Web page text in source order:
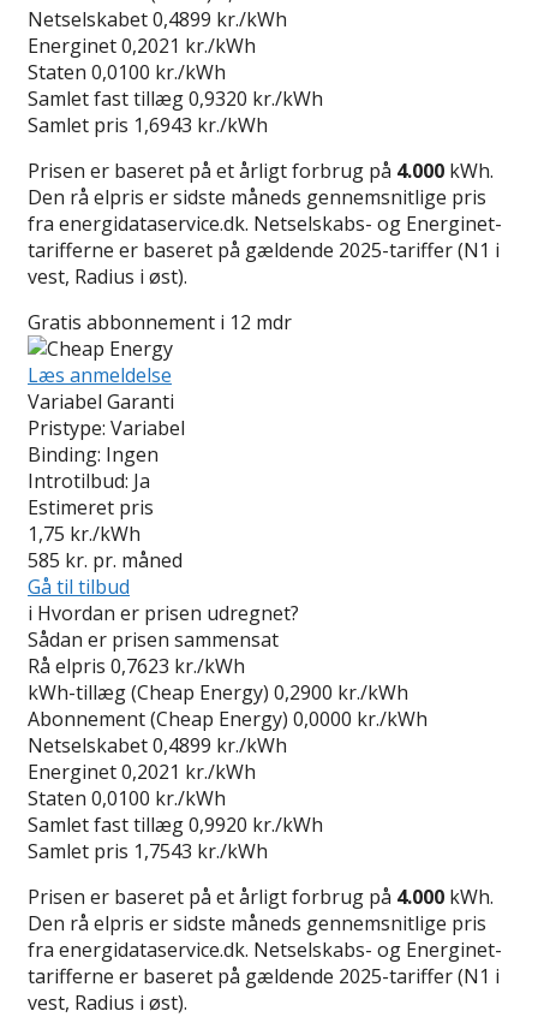
Netselskabet0,4899 kr./kWh
Energinet0,2021 kr./kWh
Staten 0,0100 kr./kWh
Samlet fast tillæg0,9320 kr./kWh
Samlet pris 1,6943 kr./kWh
Prisen er baseret på et årligt forbrug på 4.000 kWh.
Den rå elpris er sidste måneds gennemsnitlige pris
fra energidataservice.dk. Netselskabs- og Energinet-
tarifferne er baseret på gældende 2025-tariffer (N1 i
vest, Radius i øst).
Gratis abbonnement i 12 mdr
Læs anmeldelse
Variabel Garanti
Pristype: Variabel
Binding: Ingen
Introtilbud: Ja
Estimeret pris
1,75 kr./kWh
585 kr. pr. måned
Gå til tilbud
i Hvordan er prisen udregnet?
Sådan er prisen sammensat
Rå elpris 0,7623 kr./kWh
kWh-tillæg (Cheap Energy) 0,2900 kr./kWh
Abonnement (Cheap Energy) 0,0000 kr./kWh
Netselskabet0,4899 kr./kWh
Energinet0,2021 kr./kWh
Staten 0,0100 kr./kWh
Samlet fast tillæg0,9920 kr./kWh
Samlet pris 1,7543 kr./kWh
Prisen er baseret på et årligt forbrug på 4.000 kWh.
Den rå elpris er sidste måneds gennemsnitlige pris
fra energidataservice.dk. Netselskabs- og Energinet-
tarifferne er baseret på gældende 2025-tariffer (N1 i
vest, Radius i øst).